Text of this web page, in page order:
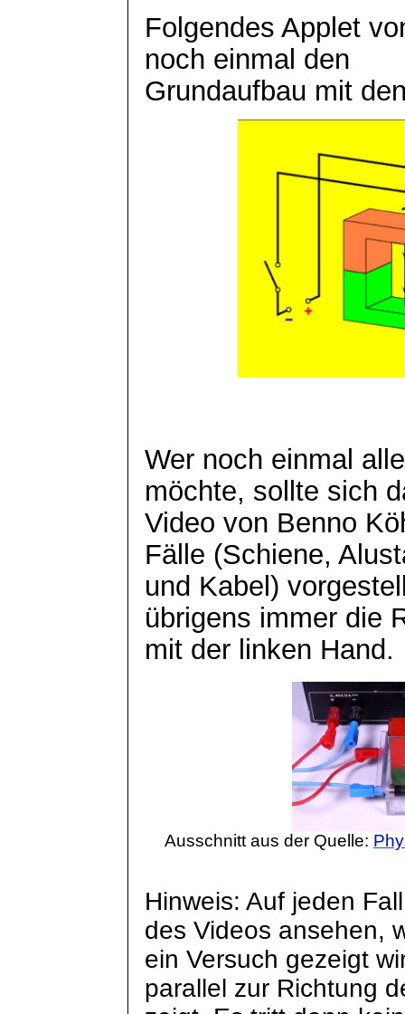
Folgendes Applet
noch einmal den
Grundaufbau mit
Wer noch einmal
möchte, sollte sich
Video von Benno
Fälle (Schiene,
und Kabel)
übrigens immer die
mit der linken Hand.
Ausschnitt aus der Quelle:
Hinweis: Auf jeden
des Videos ansehen,
ein Versuch gezeigt
parallel zur Richtung